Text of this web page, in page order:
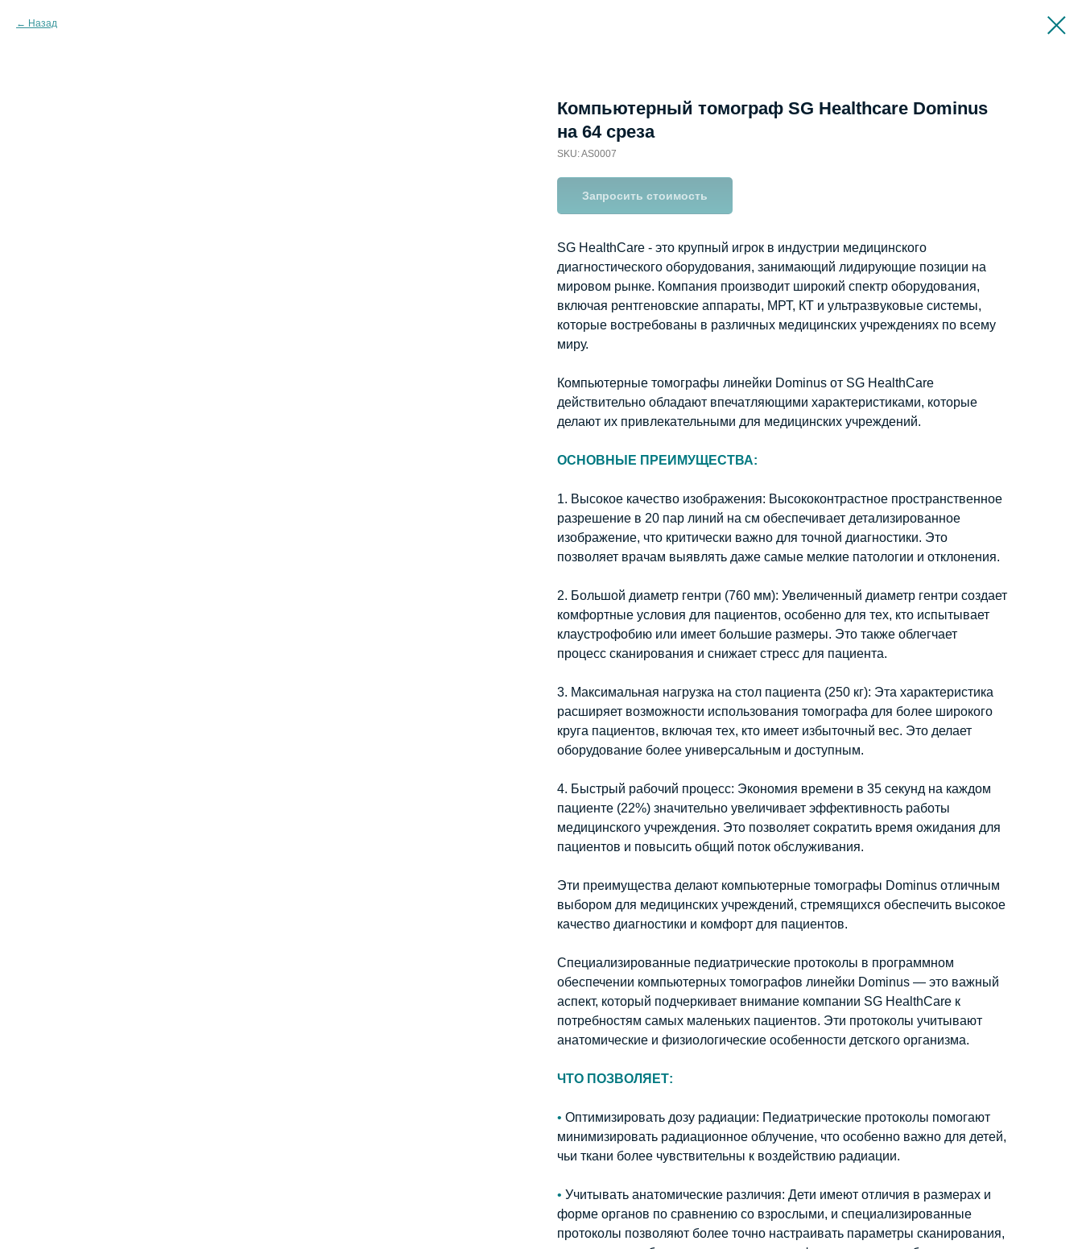
Назад
Компьютерный томограф SG Healthcare Dominus
на 64 среза
SKU:AS0007
Запросить стоимость
SG HealthCare - это крупный игрок в индустрии медицинского
диагностического оборудования, занимающий лидирующие позиции на
мировом рынке. Компания производит широкий спектр оборудования,
включая рентгеновские аппараты, МРТ, КТ и ультразвуковые системы,
которые востребованы в различных медицинских учреждениях по всему
миру.
Компьютерные томографы линейки Dominus от SG HealthCare
действительно обладают впечатляющими характеристиками, которые
делают их привлекательными для медицинских учреждений.
ОСНОВНЫЕ ПРЕИМУЩЕСТВА:
1. Высокое качество изображения: Высококонтрастное пространственное
разрешение в 20 пар линий на см обеспечивает детализированное
изображение, что критически важно для точной диагностики. Это
позволяет врачам выявлять даже самые мелкие патологии и отклонения.
2. Большой диаметр гентри (760 мм): Увеличенный диаметр гентри создает
комфортные условия для пациентов, особенно для тех, кто испытывает
клаустрофобию или имеет большие размеры. Это также облегчает
процесс сканирования и снижает стресс для пациента.
3. Максимальная нагрузка на стол пациента (250 кг): Эта характеристика
расширяет возможности использования томографа для более широкого
круга пациентов, включая тех, кто имеет избыточный вес. Это делает
оборудование более универсальным и доступным.
4. Быстрый рабочий процесс: Экономия времени в 35 секунд на каждом
пациенте (22%) значительно увеличивает эффективность работы
медицинского учреждения. Это позволяет сократить время ожидания для
пациентов и повысить общий поток обслуживания.
Эти преимущества делают компьютерные томографы Dominus отличным
выбором для медицинских учреждений, стремящихся обеспечить высокое
качество диагностики и комфорт для пациентов.
Специализированные педиатрические протоколы в программном
обеспечении компьютерных томографов линейки Dominus — это важный
аспект, который подчеркивает внимание компании SG HealthCare к
потребностям самых маленьких пациентов. Эти протоколы учитывают
анатомические и физиологические особенности детского организма.
ЧТО ПОЗВОЛЯЕТ:
• Оптимизировать дозу радиации: Педиатрические протоколы помогают
минимизировать радиационное облучение, что особенно важно для детей,
чьи ткани более чувствительны к воздействию радиации.
• Учитывать анатомические различия: Дети имеют отличия в размерах и
форме органов по сравнению со взрослыми, и специализированные
протоколы позволяют более точно настраивать параметры сканирования,